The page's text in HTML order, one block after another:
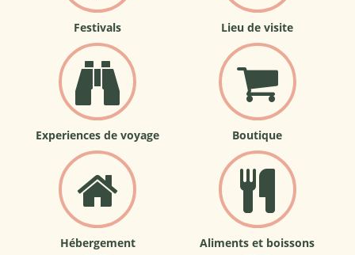
Festivals Lieu de visite
Experiences de voyage Boutique
Hébergement Aliments et boissons